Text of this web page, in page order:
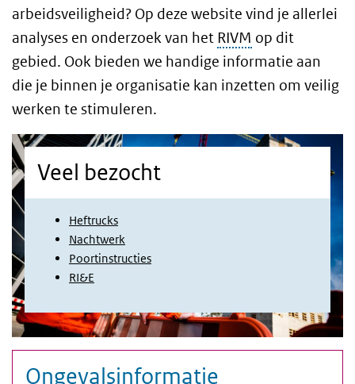
arbeidsveiligheid? Op deze website vind je allerlei
analyses en onderzoek van het RIVM op dit
gebied. Ook bieden we handige informatie aan
die je binnen je organisatie kan inzetten om veilig
werken te stimuleren.
Media trefwoorden
Foto
Veel bezocht
Heftrucks
Nachtwerk
Poortinstructies
RI&E
Ongevalsinformatie